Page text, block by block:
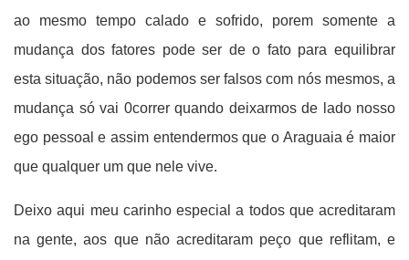
ao mesmo tempo calado e sofrido, porem somente a
mudança dos fatores pode ser de o fato para equilibrar
esta situação, não podemos ser falsos com nós mesmos, a
mudança só vai 0correr quando deixarmos de lado nosso
ego pessoal e assim entendermos que o Araguaia é maior
que qualquer um que nele vive.
Deixo aqui meu carinho especial a todos que acreditaram
na gente, aos que não acreditaram peço que reflitam, e